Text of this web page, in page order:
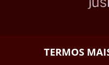
TERMOS